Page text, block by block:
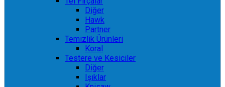
Diğer
Hawk
Partner
Temizlik Ürünleri
Koral
Testere ve Kesiciler
Diğer
Işıklar